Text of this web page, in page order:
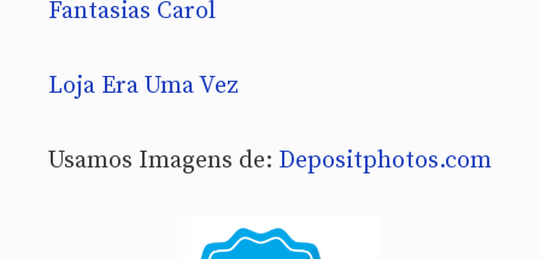
Fantasias Carol
Loja Era Uma Vez
Usamos Imagens de: Depositphotos.com